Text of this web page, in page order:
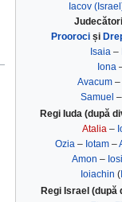
Iacov
Proorociși
Isaia –
Iona
Avacum –
Samuel –
Regi Iuda (după
Atalia –
Ozia – Iotam –
Amon –
Ioiachin (
Regi Israel (după